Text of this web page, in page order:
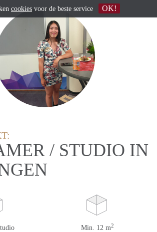
/ STUDIO IN
Min. 12 m2
cookies voor de beste service OK!